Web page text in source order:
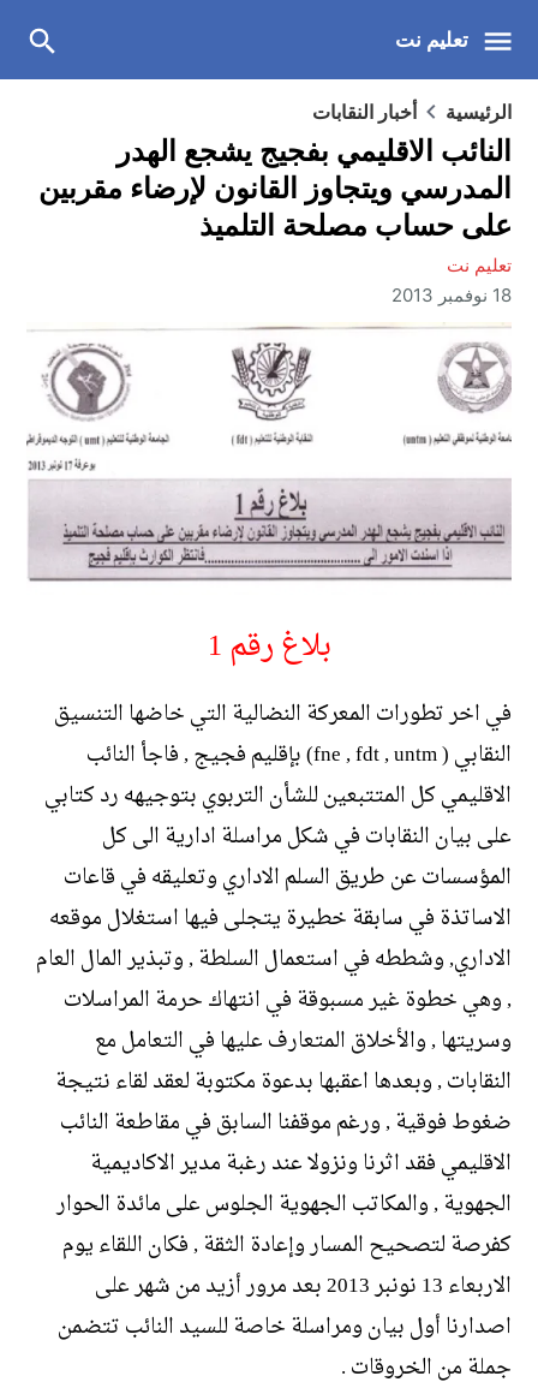
تعليم نت
الرئيسية أخبار النقابات
النائب الاقليمي بفجيج يشجع الهدر
المدرسي ويتجاوز القانون لإرضاء مقربين
على حساب مصلحة التلميذ
تعليم نت
18 نوفمبر 2013
بلاغ رقم 1
في اخر تطورات المعركة النضالية التي خاضها التنسيق
النقابي ( fne , fdt , untm) بإقليم فجيج , فاجأ النائب
الاقليمي كل المتتبعين للشأن التربوي بتوجيهه رد كتابي
على بيان النقابات في شكل مراسلة ادارية الى كل
المؤسسات عن طريق السلم الاداري وتعليقه في قاعات
الاساتذة في سابقة خطيرة يتجلى فيها استغلال موقعه
الاداري, وشططه في استعمال السلطة , وتبذير المال العام
, وهي خطوة غير مسبوقة في انتهاك حرمة المراسلات
وسريتها , والأخلاق المتعارف عليها في التعامل مع
النقابات , وبعدها اعقبها بدعوة مكتوبة لعقد لقاء نتيجة
ضغوط فوقية , ورغم موقفنا السابق في مقاطعة النائب
الاقليمي فقد اثرنا ونزولا عند رغبة مدير الاكاديمية
الجهوية , والمكاتب الجهوية الجلوس على مائدة الحوار
كفرصة لتصحيح المسار وإعادة الثقة , فكان اللقاء يوم
الاربعاء 13 نونبر 2013 بعد مرور أزيد من شهر على
اصدارنا أول بيان ومراسلة خاصة للسيد النائب تتضمن
جملة من الخروقات .